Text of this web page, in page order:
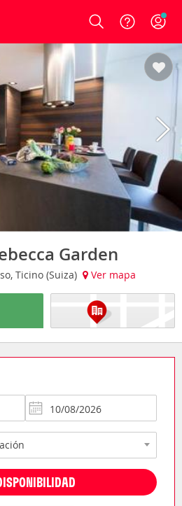
Login
Garden
Ticino (Suiza) Ver mapa